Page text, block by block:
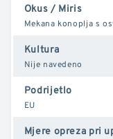
Okus / Miris
Mekana konoplja s
Kultura
Nije navedeno
Podrijetlo
EU
Mjere opreza pri